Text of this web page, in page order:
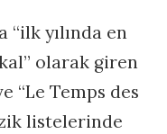
“ilk yılında en
olarak giren
“Le Temps des
listelerinde